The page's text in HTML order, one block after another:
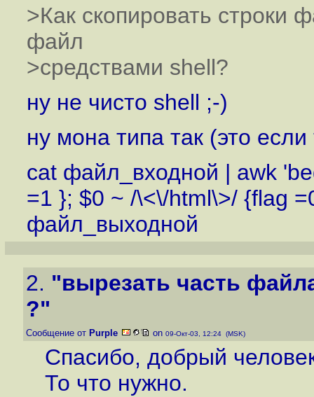
>Как скопировать строки
файл
>средствами shell?
ну не чисто shell ;-)
ну мона типа так (это
cat файл_входной | awk
=1 }; $0 ~ /\<\/html\>/ {flag
файл_выходной
2. "вырезать часть
?"
Сообщение от Purple on 09-Окт-03, 12:24 (MSK)
Спасибо, добрый
То что нужно.